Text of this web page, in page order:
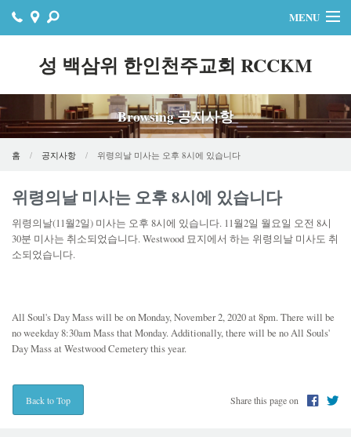
성 백삼위 한인천주교회 RCCKM
MENU
자료실
공지사항
행사
연락처
온라인기빙
Browsing 공지사항
홈 공지사항 위령의날 미사는 오후 8시에 있습니다
위령의날 미사는 오후 8시에 있습니다
위령의날(11월2일) 미사는 오후 8시에 있습니다. 11월2일 월요일 오전 8시
30분 미사는 취소되었습니다. Westwood 묘지에서 하는 위령의날 미사도 취
소되었습니다.
All Soul's Day Mass will be on Monday, November 2, 2020 at 8pm. There will be
no weekday 8:30am Mass that Monday. Additionally, there will be no All Souls'
Day Mass at Westwood Cemetery this year.
Back to Top Share this page on